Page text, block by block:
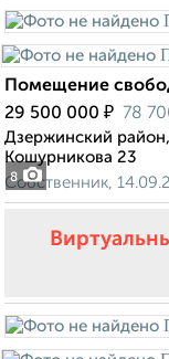
8
Помещение
29 500 000 ₽ 78
Дзержинский
Кошурникова 23
Собственник,